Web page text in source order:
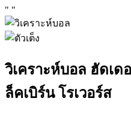
" "
วิเคราะห์บอล ฮัดเ
ล็คเบิร์น โรเวอร์ส